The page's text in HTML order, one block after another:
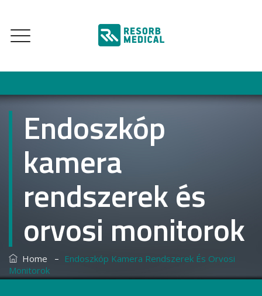
Endoszkóp
kamera
rendszerek és
orvosi monitorok
Home – Endoszkóp Kamera Rendszerek És Orvosi
Monitorok